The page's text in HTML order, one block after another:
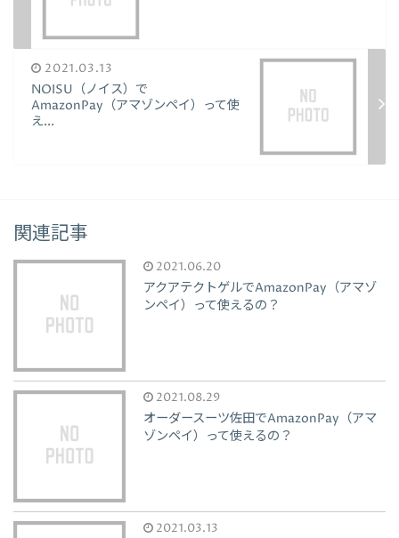
2021.03.13
NOISU（ノイス）で
AmazonPay（アマゾンペイ）って使
え...
関連記事
2021.06.20
アクアテクトゲルでAmazonPay（アマゾ
ンペイ）って使えるの？
2021.08.29
オーダースーツ佐田でAmazonPay（アマ
ゾンペイ）って使えるの？
2021.03.13